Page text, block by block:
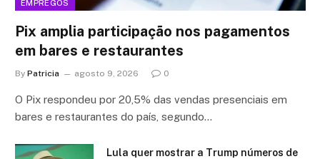
EMPREGOS
Pix amplia participação nos pagamentos
em bares e restaurantes
By Patricia agosto 9, 2026 0
O Pix respondeu por 20,5% das vendas presenciais em
bares e restaurantes do país, segundo…
Lula quer mostrar a Trump números de